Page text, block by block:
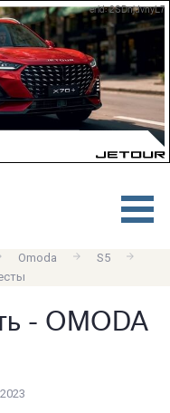
erid: 2SDnjdvnyL7
Omoda
S5
- OMODA